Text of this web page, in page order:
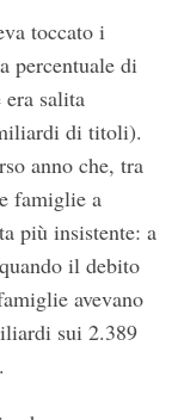
toccato i
percentuale di
salita
di titoli).
anno che, tra
famiglie a
più insistente: a
il debito
avevano
sui 2.389